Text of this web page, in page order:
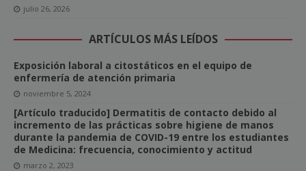
julio 26, 2026
ARTÍCULOS MÁS LEÍDOS
Exposición laboral a citostáticos en el equipo de
enfermería de atención primaria
noviembre 5, 2024
[Artículo traducido] Dermatitis de contacto debido al
incremento de las prácticas sobre higiene de manos
durante la pandemia de COVID-19 entre los estudiantes
de Medicina: frecuencia, conocimiento y actitud
marzo 2, 2023